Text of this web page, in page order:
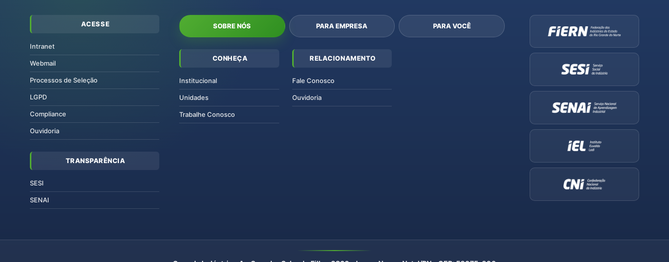
ACESSE
Intranet
Webmail
Processos de Seleção
LGPD
Compliance
Ouvidoria
TRANSPARÊNCIA
SESI
SENAI
SOBRE NÓS PARA EMPRESA PARA VOCÊ
CONHEÇA
Institucional
Unidades
Trabalhe Conosco
RELACIONAMENTO
Fale Conosco
Ouvidoria